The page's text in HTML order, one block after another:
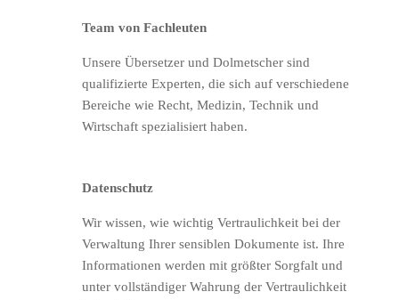
Team von Fachleuten
Unsere Übersetzer und Dolmetscher sind
qualifizierte Experten, die sich auf verschiedene
Bereiche wie Recht, Medizin, Technik und
Wirtschaft spezialisiert haben.
Datenschutz
Wir wissen, wie wichtig Vertraulichkeit bei der
Verwaltung Ihrer sensiblen Dokumente ist. Ihre
Informationen werden mit größter Sorgfalt und
unter vollständiger Wahrung der Vertraulichkeit